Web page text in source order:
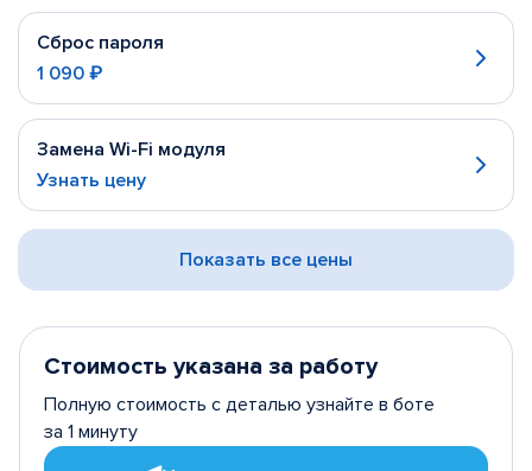
Сброс пароля
1 090 ₽
Замена Wi-Fi модуля
Узнать цену
Показать все цены
Стоимость указана за работу
Полную стоимость с деталью узнайте в боте
за 1 минуту